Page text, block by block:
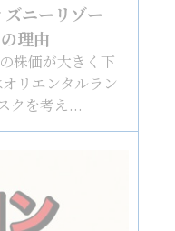
ニーリゾー
理由
株価が大きく下
リエンタルラン
クを考え...